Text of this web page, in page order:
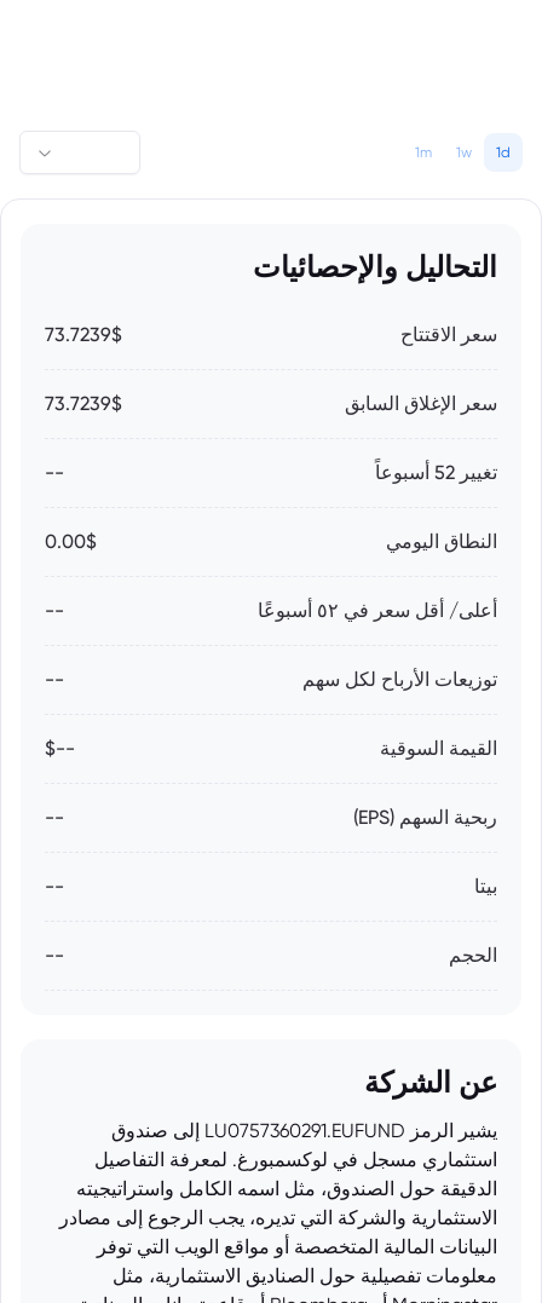
1d
1w
1m
التحاليل والإحصائيات
سعر الاقتتاح 73.7239$
سعر الإغلاق السابق 73.7239$
تغيير 52 أسبوعاً --
النطاق اليومي 0.00$
أعلى/ أقل سعر في ٥٢ أسبوعًا --
توزيعات الأرباح لكل سهم --
القيمة السوقية --$
ربحية السهم (EPS) --
بيتا --
الحجم --
عن الشركة
يشير الرمز LU0757360291.EUFUND إلى صندوق
استثماري مسجل في لوكسمبورغ. لمعرفة التفاصيل
الدقيقة حول الصندوق، مثل اسمه الكامل واستراتيجيته
الاستثمارية والشركة التي تديره، يجب الرجوع إلى مصادر
البيانات المالية المتخصصة أو مواقع الويب التي توفر
معلومات تفصيلية حول الصناديق الاستثمارية، مثل